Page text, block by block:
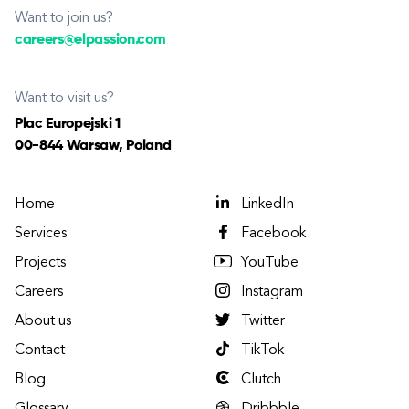
Want to join us?
careers@elpassion.com
Want to visit us?
Plac Europejski 1
00-844 Warsaw, Poland
Home
Services
Projects
Careers
About us
Contact
Blog
LinkedIn
Facebook
YouTube
Instagram
Twitter
TikTok
Clutch